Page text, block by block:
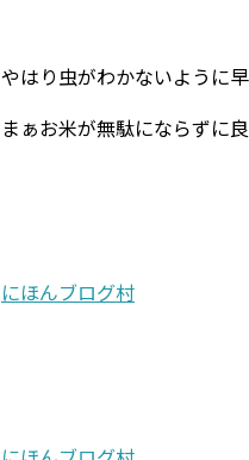
やはり虫がわかないように
まぁお米が無駄にならずに良
にほんブログ村